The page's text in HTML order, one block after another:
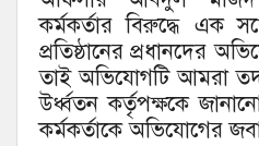
কর্মকর্তার বিরুদ্ধে এক
প্রতিষ্ঠানের প্রধানদের
তাই অভিযোগটি আমরা
উর্ধ্বতন কর্তৃপক্ষকে
কর্মকর্তাকে অভিযোগের